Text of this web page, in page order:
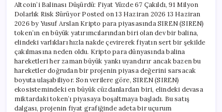
67
Çakıldı,
91
Milyon
Dolarlık
Risk
Sürüyor
için
Altcoin’i Balinası Düşürdü: Fiyat Yüzde 67 Çakıldı, 91 Milyon
Dolarlık Risk Sürüyor Posted on 13 Haziran 2026 13 Haziran
2026 by Yusuf Arslan Kripto para piyasasında SIREN (SIREN)
token’ın en büyük yatırımcılarından biri olan dev bir balina,
elindeki varlıkları hızla nakde çevirerek fiyatın sert bir şekilde
çakılmasına neden oldu. Kripto para dünyasında balina
hareketleri her zaman büyük yankı uyandırır ancak bazen bu
hareketler doğrudan bir projenin piyasa değerini sarsacak
boyuta ulaşabiliyor. Son verilere göre, SIREN (SIREN)
ekosistemindeki en büyük cüzdanlardan biri, elindeki devasa
miktardaki token’ı piyasaya boşaltmaya başladı. Bu satış
dalgası, projenin fiyat grafiğinde adeta bir uçurum